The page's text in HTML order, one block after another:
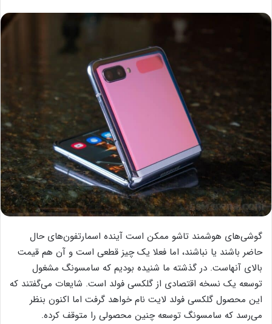
گوشی‌های هوشمند تاشو ممکن است آینده اسمارتفون‌های حال
حاضر باشند یا نباشند، اما فعلا یک چیز قطعی است و آن هم قیمت
بالای آنهاست. در گذشته ما شنیده بودیم که سامسونگ مشغول
توسعه یک نسخه اقتصادی از گلکسی فولد است. شایعات می‌گفتند که
این محصول گلکسی فولد لایت نام خواهد گرفت اما اکنون بنظر
می‌رسد که سامسونگ توسعه چنین محصولی را متوقف کرده.